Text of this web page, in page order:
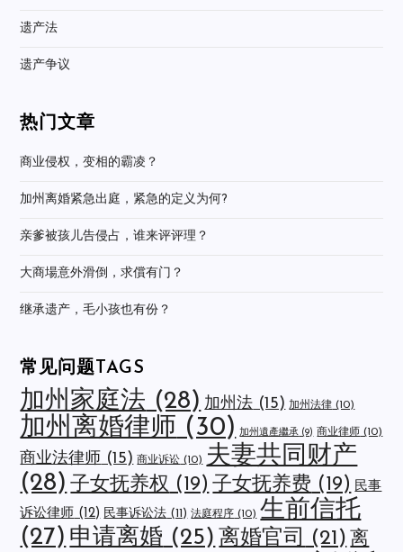
遗产法
遗产争议
热门文章
商业侵权，变相的霸凌？
加州离婚紧急出庭，紧急的定义为何?
亲爹被孩儿告侵占，谁来评评理？
大商場意外滑倒，求償有门？
继承遗产，毛小孩也有份？
常见问题TAGS
加州家庭法 (28) 加州法 (15) 加州法律 (10)
加州离婚律师 (30) 加州遺產繼承 (9) 商业律师 (10)
商业法律师 (15) 商业诉讼 (10) 夫妻共同财产
(28) 子女抚养权 (19) 子女抚养费 (19) 民事
诉讼律师 (12) 民事诉讼法 (11) 法庭程序 (10) 生前信托
(27) 申请离婚 (25) 离婚官司 (21) 离